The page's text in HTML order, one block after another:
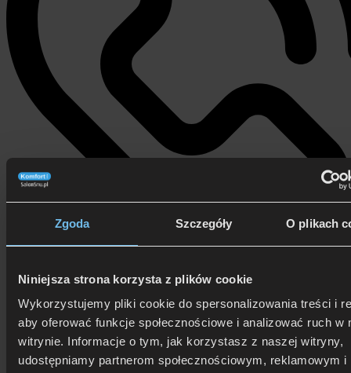
Zgoda Szczegóły O plikach
Niniejsza strona korzysta z plików cookie
Wykorzystujemy pliki cookie do spersonalizowania treści i
aby oferować funkcje społecznościowe i analizować ruch w
witrynie. Informacje o tym, jak korzystasz z naszej witryny,
udostępniamy partnerom społecznościowym, reklamowym i
506 626 678 - Zamów telefonicznie
Zadzwoń i dowiedz się, jak dostać rabat!